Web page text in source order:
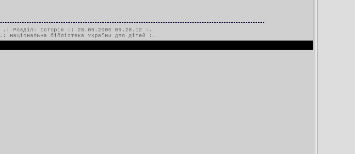
.: Розділ: Історія :: 28.09.2006 09.28.12 :.
.: Національна бібліотека України для дітей :.